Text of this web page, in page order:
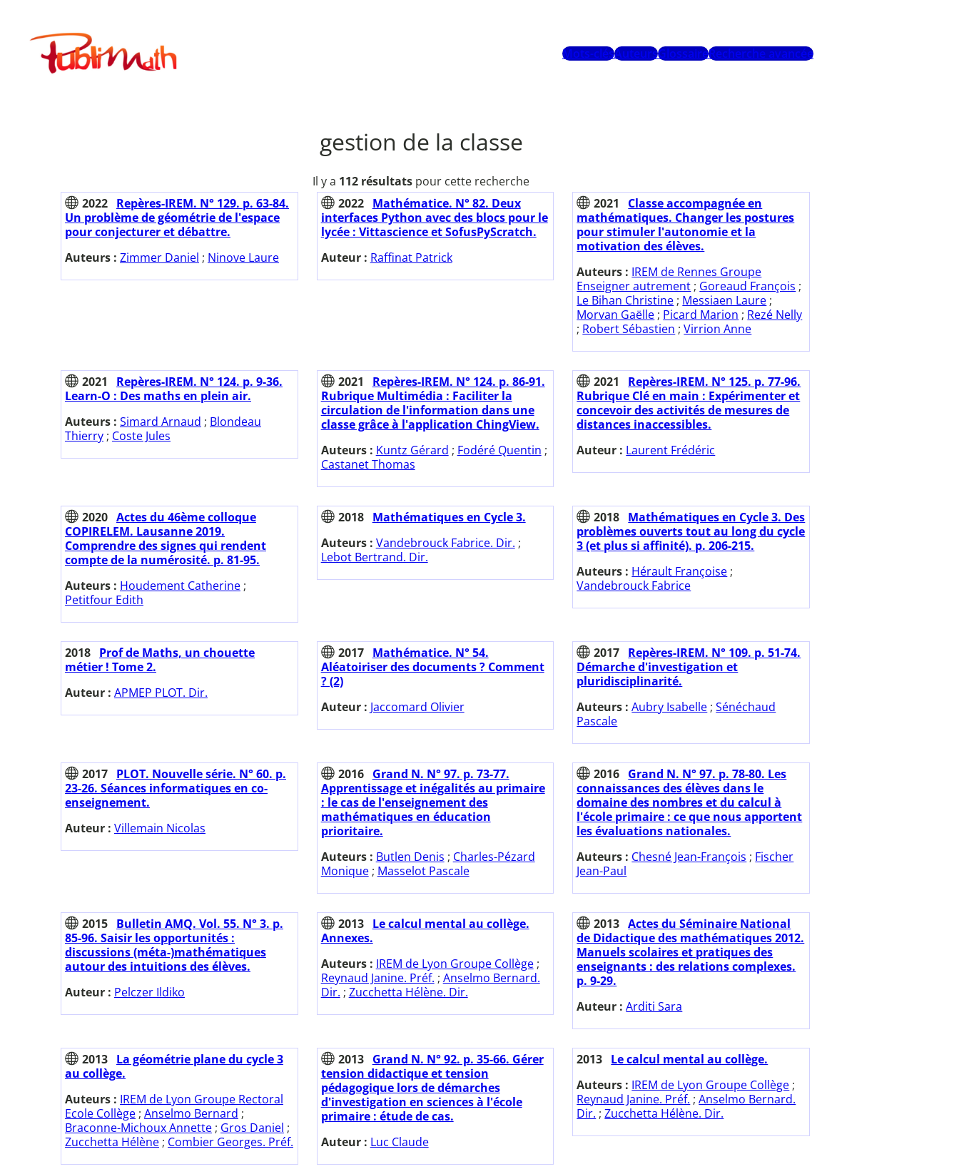
contenuPublimath
Mots-clésAuteursGlossaireRecherche avancée
gestion de la classe
Il y a 112 résultats pour cette recherche
2022 Repères-IREM. N° 129. p. 63-84.
Un problème de géométrie de l'espace
pour conjecturer et débattre.
Auteurs : Zimmer Daniel ; Ninove Laure
2022
Mathématice. N° 82. Deux
interfaces Python avec des blocs pour le
lycée : Vittascience et SofusPyScratch.
Auteur : Raffinat Patrick
2021
Classe accompagnée en
mathématiques. Changer les postures
pour stimuler l'autonomie et la
motivation des élèves.
Auteurs : IREM de Rennes Groupe
Enseigner autrement ; Goreaud François ;
Le Bihan Christine ; Messiaen Laure ;
Morvan Gaëlle ; Picard Marion ; Rezé Nelly
; Robert Sébastien ;Virrion Anne
2021
Repères-IREM. N° 124. p. 9-36.
Learn-O : Des maths en plein air.
Auteurs : Simard Arnaud ; Blondeau
Thierry ; Coste Jules
2021
Repères-IREM. N° 124. p. 86-91.
Rubrique Multimédia : Faciliter la
circulation de l'information dans une
classe grâce à l'application ChingView.
Auteurs : Kuntz Gérard ; Fodéré Quentin ;
Castanet Thomas
2021
Repères-IREM. N° 125. p. 77-96.
Rubrique Clé en main : Expérimenter et
concevoir des activités de mesures de
distances inaccessibles.
Auteur : Laurent Frédéric
2020 Actes du 46ème colloque
COPIRELEM. Lausanne 2019.
Comprendre des signes qui rendent
compte de la numérosité. p. 81-95.
Auteurs : Houdement Catherine ;
Petitfour Edith
2018
Mathématiques en Cycle 3.
Auteurs : Vandebrouck Fabrice. Dir. ;
Lebot Bertrand. Dir.
2018 Mathématiques en Cycle 3. Des
problèmes ouverts tout au long du cycle
3 (et plus si affinité). p. 206-215.
Auteurs : Hérault Françoise ;
Vandebrouck Fabrice
2018 Prof de Maths, un chouette
métier ! Tome 2.
Auteur : APMEP PLOT. Dir.
2017
Mathématice. N° 54.
Aléatoiriser des documents ? Comment
? (2)
Auteur : Jaccomard Olivier
2017 Repères-IREM. N° 109. p. 51-74.
Démarche d'investigation et
pluridisciplinarité.
Auteurs :Aubry Isabelle ;Sénéchaud
Pascale
2017 PLOT. Nouvelle série. N° 60. p.
23-26. Séances informatiques en co-
enseignement.
Auteur : Villemain Nicolas
2016
Grand N. N° 97. p. 73-77.
Apprentissage et inégalités au primaire
: le cas de l'enseignement des
mathématiques en éducation
prioritaire.
Auteurs : Butlen Denis ; Charles-Pézard
Monique; Masselot Pascale
2016 Grand N. N° 97. p. 78-80. Les
connaissances des élèves dans le
domaine des nombres et du calcul à
l'école primaire : ce que nous apportent
les évaluations nationales.
Auteurs : Chesné Jean-François ; Fischer
Jean-Paul
2015 Bulletin AMQ. Vol. 55. N° 3. p.
85-96. Saisir les opportunités :
discussions (méta-)mathématiques
autour des intuitions des élèves.
Auteur : Pelczer Ildiko
2013
Le calcul mental au collège.
Annexes.
Auteurs : IREM de Lyon Groupe Collège;
Reynaud Janine. Préf. ; Anselmo Bernard.
Dir. ; Zucchetta Hélène. Dir.
2013 Actes du Séminaire National
de Didactique des mathématiques 2012.
Manuels scolaires et pratiques des
enseignants : des relations complexes.
p. 9-29.
Auteur :Arditi Sara
2013 La géométrie plane du cycle 3
au collège.
Auteurs : IREM de Lyon Groupe Rectoral
Ecole Collège ; Anselmo Bernard ;
Braconne-Michoux Annette ; Gros Daniel ;
Zucchetta Hélène ; Combier Georges. Préf.
2013
Grand N. N° 92. p. 35-66. Gérer
tension didactique et tension
pédagogique lors de démarches
d'investigation en sciences à l'école
primaire : étude de cas.
Auteur : Luc Claude
2013 Le calcul mental au collège.
Auteurs : IREM de Lyon Groupe Collège ;
Reynaud Janine. Préf. ;Anselmo Bernard.
Dir. ;Zucchetta Hélène. Dir.